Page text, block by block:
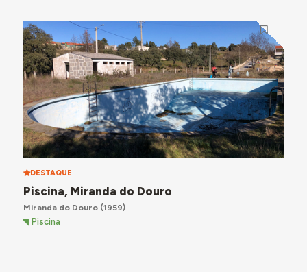
DESTAQUE
Piscina, Miranda do Douro
Miranda do Douro(1959)
Piscina